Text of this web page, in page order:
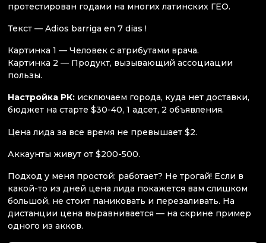
протестирован годами на многих латинских ГЕО.
Текст — Adios barriga en 7 dias !
Картинка 1 — Человек с атрибутами врача.
Картинка 2 — Продукт, вызывающий ассоциации
пользы.
Настройка РК: исключаем города, куда нет доставки,
бюджет на старте $30-40, 1 адсет, 2 объявления.
Цена лида за все время не превышает $2.
Аккаунты живут от $200-500.
Подход у меня простой: работает? Не трогай! Если в
какой-то из дней цена лида покажется вам слишком
большой, не стоит паниковать и перезаливать. На
дистанции цена выравнивается — на скрине пример
одного из акков.